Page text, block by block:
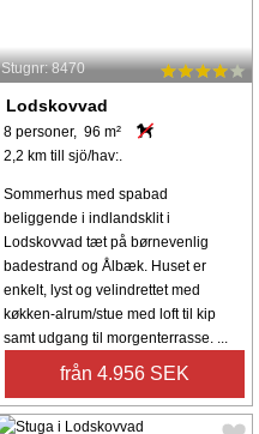
Stugnr: 8470
Lodskovvad
8 personer, 96 m²
2,2 km till sjö/hav:.
Sommerhus med spabad
beliggende i indlandsklit i
Lodskovvad tæt på børnevenlig
badestrand og Ålbæk. Huset er
enkelt, lyst og velindrettet med
køkken-alrum/stue med loft til kip
samt udgang til morgenterrasse. ...
från 4.956 SEK